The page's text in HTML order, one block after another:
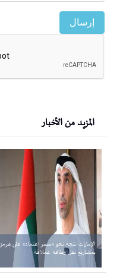
إرسال
المزيد من الأخبار
الإمارات تتجه نحو «صفر اعتماد» على هرمز
بمشاريع نقل وطاقة عملاقة